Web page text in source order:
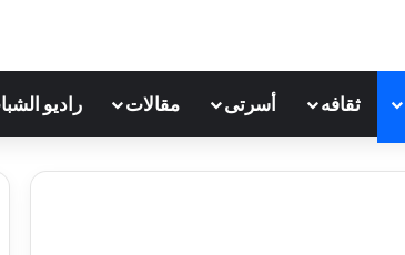
ثقافه أسرتى مقالات راديو